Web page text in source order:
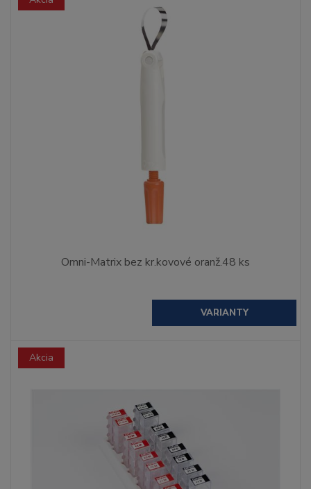
Omni-Matrix bez kr.kovové oranž.48 ks
VARIANTY
Akcia